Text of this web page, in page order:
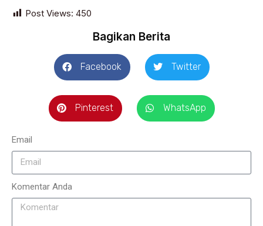
Post Views: 450
Bagikan Berita
Facebook Twitter
Pinterest WhatsApp
Email
Komentar Anda